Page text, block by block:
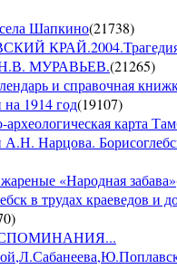
Шапкино(21738)
КРАЙ.2004.Трагедия
МУРАВЬЕВ.(21265)
и справочная
на 1914 год(19107)
карта
А.Н. Нарцова.
«Народная забава»
в трудах краеведов и
)